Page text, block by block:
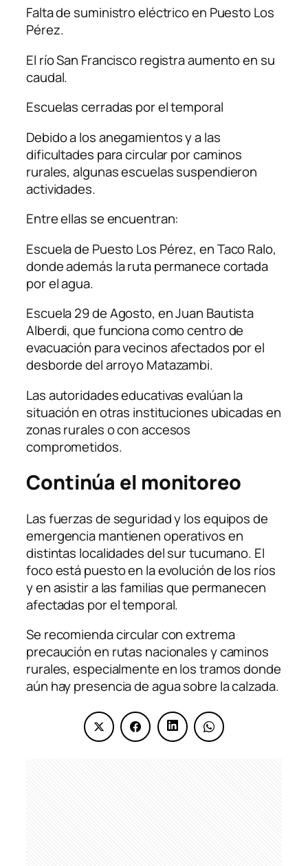
Falta de suministro eléctrico en Puesto Los
Pérez.
El río San Francisco registra aumento en su
caudal.
Escuelas cerradas por el temporal
Debido a los anegamientos y a las
dificultades para circular por caminos
rurales, algunas escuelas suspendieron
actividades.
Entre ellas se encuentran:
Escuela de Puesto Los Pérez, en Taco Ralo,
donde además la ruta permanece cortada
por el agua.
Escuela 29 de Agosto, en Juan Bautista
Alberdi, que funciona como centro de
evacuación para vecinos afectados por el
desborde del arroyo Matazambi.
Las autoridades educativas evalúan la
situación en otras instituciones ubicadas en
zonas rurales o con accesos
comprometidos.
Continúa el monitoreo
Las fuerzas de seguridad y los equipos de
emergencia mantienen operativos en
distintas localidades del sur tucumano. El
foco está puesto en la evolución de los ríos
y en asistir a las familias que permanecen
afectadas por el temporal.
Se recomienda circular con extrema
precaución en rutas nacionales y caminos
rurales, especialmente en los tramos donde
aún hay presencia de agua sobre la calzada.